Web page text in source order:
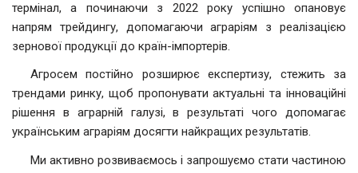
термінал, а починаючи з 2022 року успішно опановує
напрям трейдингу, допомагаючи аграріям з реалізацією
зернової продукції до країн-імпортерів.
Агросем постійно розширює експертизу, стежить за
трендами ринку, щоб пропонувати актуальні та інноваційні
рішення в аграрній галузі, в результаті чого допомагає
українським аграріям досягти найкращих результатів.
Ми активно розвиваємось і запрошуємо стати частиною